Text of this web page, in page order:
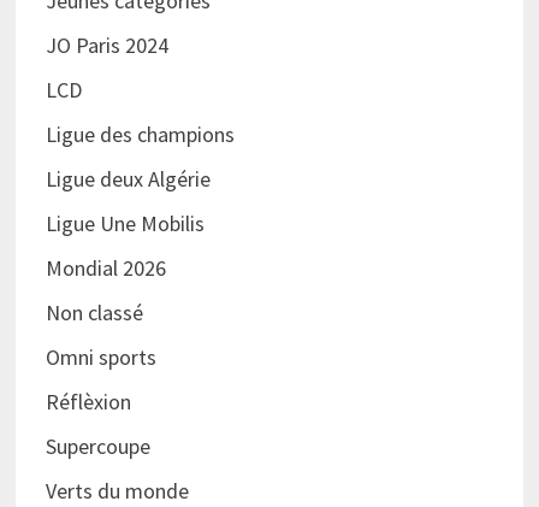
JO Paris 2024
LCD
Ligue des champions
Ligue deux Algérie
Ligue Une Mobilis
Mondial 2026
Non classé
Omni sports
Réflèxion
Supercoupe
Verts du monde